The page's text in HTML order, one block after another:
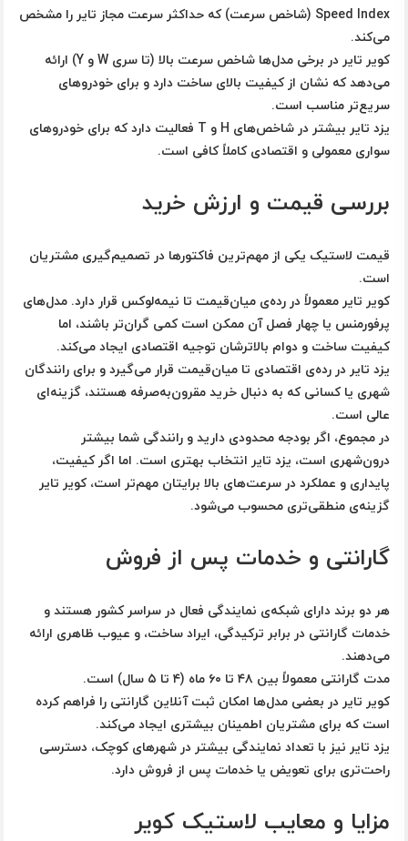
Speed Index (شاخص سرعت)
که حداکثر سرعت مجاز تایر را مشخص
می‌کند.
کویر تایر در برخی مدل‌ها شاخص سرعت بالا (تا سری W و Y) ارائه
می‌دهد که نشان از کیفیت بالای ساخت دارد و برای خودروهای
سریع‌تر مناسب است.
یزد تایر بیشتر در شاخص‌های H و T فعالیت دارد که برای خودروهای
سواری معمولی و اقتصادی کاملاً کافی است.
بررسی قیمت و ارزش خرید
قیمت لاستیک یکی از مهم‌ترین فاکتورها در تصمیم‌گیری مشتریان
است.
کویر تایر معمولاً در رده‌ی میان‌قیمت تا نیمه‌لوکس قرار دارد. مدل‌های
پرفورمنس یا چهار فصل آن ممکن است کمی گران‌تر باشند، اما
کیفیت ساخت و دوام بالاترشان توجیه اقتصادی ایجاد می‌کند.
یزد تایر در رده‌ی اقتصادی تا میان‌قیمت قرار می‌گیرد و برای رانندگان
شهری یا کسانی که به دنبال خرید مقرون‌به‌صرفه هستند، گزینه‌ای
عالی است.
در مجموع، اگر بودجه محدودی دارید و رانندگی شما بیشتر
درون‌شهری است، یزد تایر انتخاب بهتری است. اما اگر کیفیت،
پایداری و عملکرد در سرعت‌های بالا برایتان مهم‌تر است، کویر تایر
گزینه‌ی منطقی‌تری محسوب می‌شود.
گارانتی و خدمات پس از فروش
هر دو برند دارای شبکه‌ی نمایندگی فعال در سراسر کشور هستند و
خدمات گارانتی در برابر ترکیدگی، ایراد ساخت، و عیوب ظاهری ارائه
می‌دهند.
مدت گارانتی معمولاً بین ۴۸ تا ۶۰ ماه (۴ تا ۵ سال) است.
کویر تایر در بعضی مدل‌ها امکان ثبت آنلاین گارانتی را فراهم کرده
است که برای مشتریان اطمینان بیشتری ایجاد می‌کند.
یزد تایر نیز با تعداد نمایندگی بیشتر در شهرهای کوچک، دسترسی
راحت‌تری برای تعویض یا خدمات پس از فروش دارد.
مزایا و معایب لاستیک کویر